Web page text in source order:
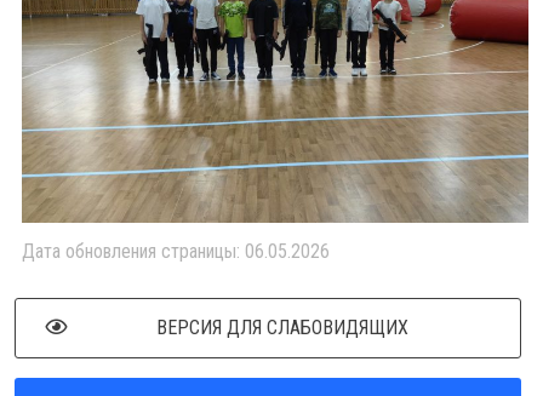
Дата обновления страницы: 06.05.2026
ВЕРСИЯ ДЛЯ СЛАБОВИДЯЩИХ